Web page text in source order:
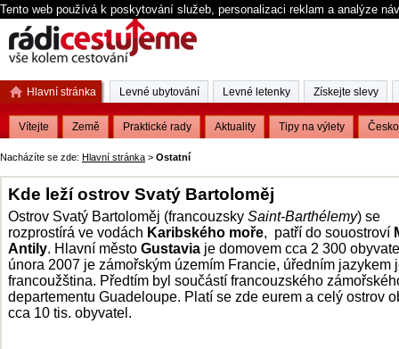
Tento web používá k poskytování služeb, personalizaci reklam a analýze
Nacházíte se zde: Hlavní stránka > Ostatní
Kde leží ostrov Svatý Bartoloměj
Ostrov Svatý Bartoloměj (francouzsky Saint-Barthélemy) se
rozprostírá ve vodách Karibského moře, patří do souostroví
Antily. Hlavní město Gustavia je domovem cca 2 300
února 2007 je zámořským územím Francie, úředním jazykem
francoužština. Předtím byl součástí francouzského
departementu Guadeloupe. Platí se zde eurem a celý ostrov
cca 10 tis. obyvatel.
Hlavní stránka
Vítejte Země Praktické rady Aktuality Tipy na výlety Česko
Levné ubytování Levné letenky Získejte slevy